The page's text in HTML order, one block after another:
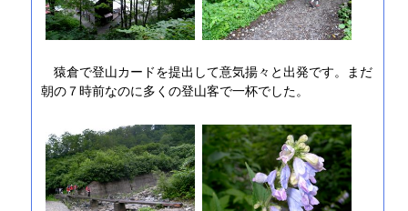
猿倉で登山カードを提出して意気揚々と出発です。まだ
朝の７時前なのに多くの登山客で一杯でした。